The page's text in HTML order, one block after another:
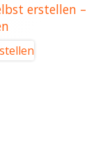
erstellen –